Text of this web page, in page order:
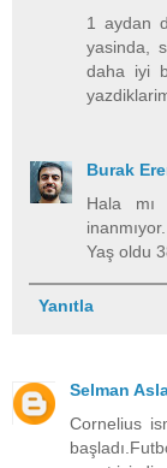
1 aydan
yasinda,
daha iyi
Burak
Hala
Yaş oldu
Yanıtla
Selman
Cornelius